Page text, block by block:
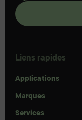
Liens rapides
Applications
Marques
Services